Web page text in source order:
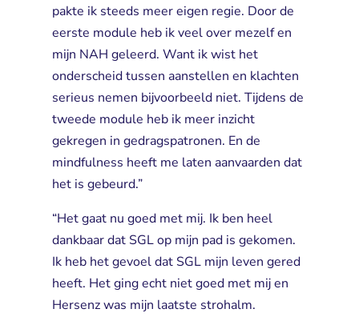
pakte ik steeds meer eigen regie. Door de
eerste module heb ik veel over mezelf en
mijn NAH geleerd. Want ik wist het
onderscheid tussen aanstellen en klachten
serieus nemen bijvoorbeeld niet. Tijdens de
tweede module heb ik meer inzicht
gekregen in gedragspatronen. En de
mindfulness heeft me laten aanvaarden dat
het is gebeurd.”
“Het gaat nu goed met mij. Ik ben heel
dankbaar dat SGL op mijn pad is gekomen.
Ik heb het gevoel dat SGL mijn leven gered
heeft. Het ging echt niet goed met mij en
Hersenz was mijn laatste strohalm.